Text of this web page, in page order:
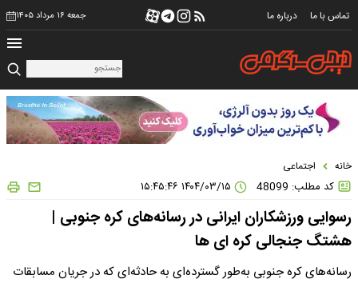
تماس با ما درباره ما جمعه ۱۶ مرداد ۱۴۰۵
خانه اجتماعی
کد مطلب: 48099
رسوایی ورزشکاران ایرانی در رسانه‌های کره جنوبی |
هشتگ جنجالی کره ای ها
رسانه‌های کره جنوبی به‌طور گسترده‌ای به حادثه‌ای که در جریان مسابقات